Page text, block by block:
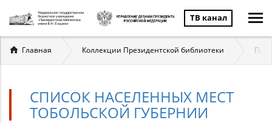
ТВ канал
Вы
здесь
Главная Коллекции Президентской библиотеки
СПИСОК НАСЕЛЕННЫХ МЕСТ
ТОБОЛЬСКОЙ ГУБЕРНИИ